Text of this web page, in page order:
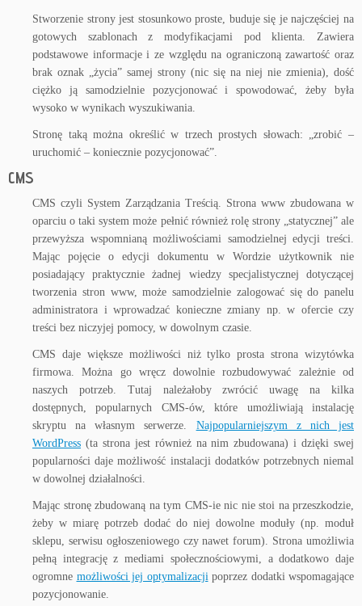
Stworzenie strony jest stosunkowo proste, buduje się je najczęściej na
gotowych szablonach z modyfikacjami pod klienta. Zawiera
podstawowe informacje i ze względu na ograniczoną zawartość oraz
brak oznak „życia” samej strony (nic się na niej nie zmienia), dość
ciężko ją samodzielnie pozycjonować i spowodować, żeby była
wysoko w wynikach wyszukiwania.
Stronę taką można określić w trzech prostych słowach: „zrobić –
uruchomić – koniecznie pozycjonować”.
CMS
CMS czyli System Zarządzania Treścią. Strona www zbudowana w
oparciu o taki system może pełnić również rolę strony „statycznej” ale
przewyższa wspomnianą możliwościami samodzielnej edycji treści.
Mając pojęcie o edycji dokumentu w Wordzie użytkownik nie
posiadający praktycznie żadnej wiedzy specjalistycznej dotyczącej
tworzenia stron www, może samodzielnie zalogować się do panelu
administratora i wprowadzać konieczne zmiany np. w ofercie czy
treści bez niczyjej pomocy, w dowolnym czasie.
CMS daje większe możliwości niż tylko prosta strona wizytówka
firmowa. Można go wręcz dowolnie rozbudowywać zależnie od
naszych potrzeb. Tutaj należałoby zwrócić uwagę na kilka
dostępnych, popularnych CMS-ów, które umożliwiają instalację
skryptu na własnym serwerze. Najpopularniejszym z nich jest
WordPress (ta strona jest również na nim zbudowana) i dzięki swej
popularności daje możliwość instalacji dodatków potrzebnych niemal
w dowolnej działalności.
Mając stronę zbudowaną na tym CMS-ie nic nie stoi na przeszkodzie,
żeby w miarę potrzeb dodać do niej dowolne moduły (np. moduł
sklepu, serwisu ogłoszeniowego czy nawet forum). Strona umożliwia
pełną integrację z mediami społecznościowymi, a dodatkowo daje
ogromne możliwości jej optymalizacjipoprzez dodatki wspomagające
pozycjonowanie.